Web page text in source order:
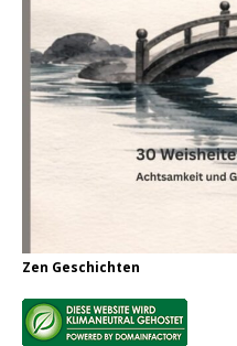
Zen Geschichten